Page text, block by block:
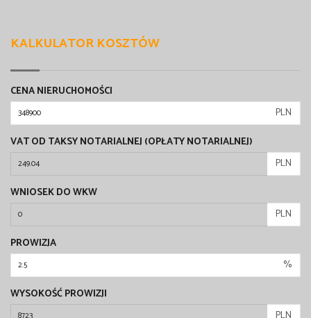
KALKULATOR KOSZTÓW
CENA NIERUCHOMOŚCI
PLN
VAT OD TAKSY NOTARIALNEJ (OPŁATY NOTARIALNEJ)
PLN
WNIOSEK DO WKW
PLN
PROWIZJA
%
WYSOKOŚĆ PROWIZJI